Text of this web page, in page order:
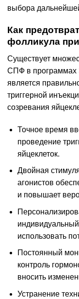
выбора
Как
фолликула
Существует
СПФ в
является
триггерной
созревания
Точное время
проведение
яйцеклеток.
Двойная
агонистов
и повышает
использовать
Постоянный
контроль
вносить
Устранение